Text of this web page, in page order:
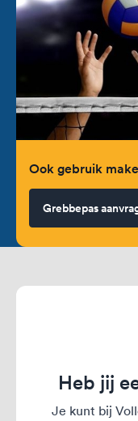
Ook gebruik
Grebbepas
Heb jij
Je kunt bij